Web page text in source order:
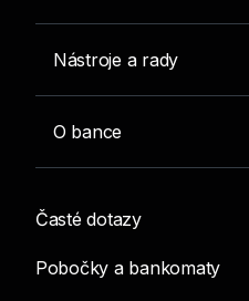
Nástroje a rady
O bance
Časté dotazy
Pobočky a bankomaty